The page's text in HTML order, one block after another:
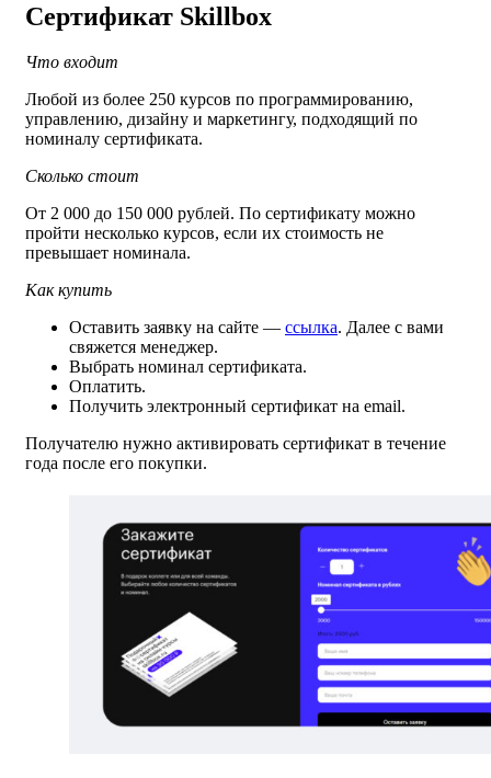
Сертификат Skillbox
Что входит
Любой из более 250 курсов по программированию,
управлению, дизайну и маркетингу, подходящий по
номиналу сертификата.
Сколько стоит
От 2 000 до 150 000 рублей. По сертификату можно
пройти несколько курсов, если их стоимость не
превышает номинала.
Как купить
Оставить заявку на сайте — ссылка. Далее с вами
свяжется менеджер.
Выбрать номинал сертификата.
Оплатить.
Получить электронный сертификат на email.
Получателю нужно активировать сертификат в течение
года после его покупки.